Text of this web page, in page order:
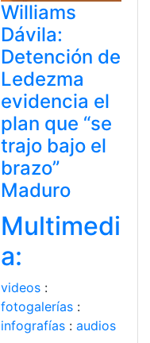
Williams
Dávila:
Detención de
Ledezma
evidencia el
plan que “se
trajo bajo el
brazo”
Maduro
Multimedi
a:
videos :
fotogalerías :
infografías : audios